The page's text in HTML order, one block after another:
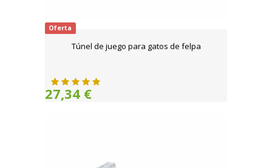
Oferta
Túnel de juego para gatos de felpa
27,34 €